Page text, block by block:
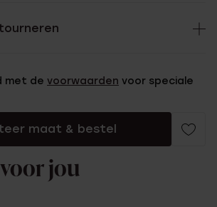
met de voorwaarden voor speciale
maat & bestel
jou